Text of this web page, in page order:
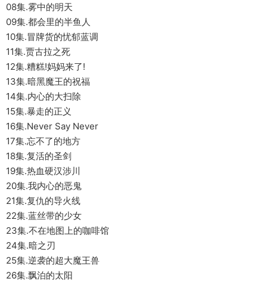
08集.雾中的明天
09集.都会里的半鱼人
10集.冒牌货的忧郁蓝调
11集.贾古拉之死
12集.糟糕!妈妈来了!
13集.暗黑魔王的祝福
14集.内心的大扫除
15集.暴走的正义
16集.Never Say Never
17集.忘不了的地方
18集.复活的圣剑
19集.热血硬汉涉川
20集.我内心的恶鬼
21集.复仇的导火线
22集.蓝丝带的少女
23集.不在地图上的咖啡馆
24集.暗之刃
25集.逆袭的超大魔王兽
26集.飘泊的太阳